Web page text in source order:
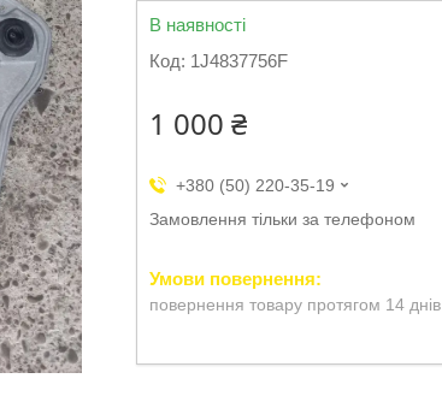
В наявності
Код: 1J4837756F
1 000 ₴
+380 (50) 220-35-19
Замовлення тільки за телефоном
повернення товару протягом 14 днів